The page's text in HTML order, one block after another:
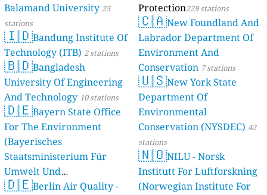
stations
Balamand University25
stations
🇮🇩Bandung Institute Of
Technology (ITB) 2 stations
🇧🇩Bangladesh
University Of Engineering
And Technology 10 stations
🇩🇪Bayern State Office
For The Environment
(Bayerisches
Staatsministerium Für
Umwelt Und
Verbraucherschutz) - LfU
🇩🇪Berlin Air Quality -
Protection229 stations
🇨🇦New Foundland And
Labrador Department Of
Environment And
Conservation 7 stations
🇺🇸New York State
Department Of
Environmental
Conservation (NYSDEC) 42
stations
🇳🇴NILU - Norsk
Institutt For Luftforskning
(Norwegian Institute For